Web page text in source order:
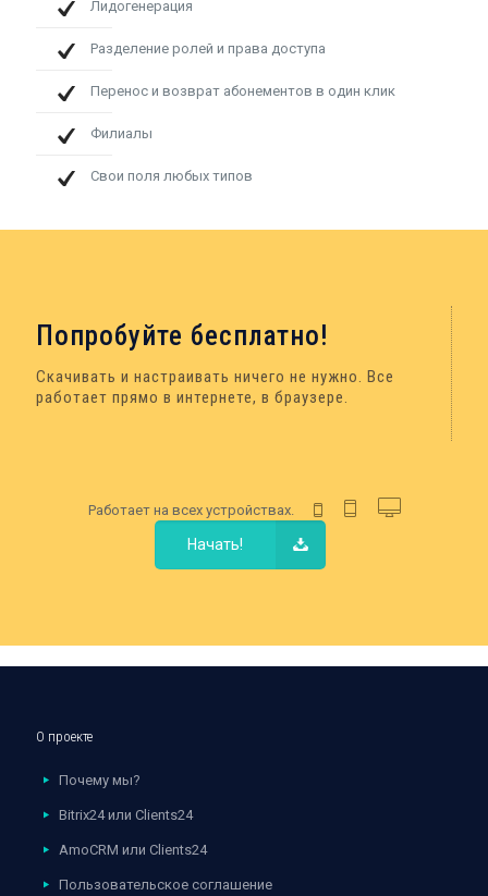
Лидогенерация
Разделение ролей и права доступа
Перенос и возврат абонементов в один клик
Филиалы
Свои поля любых типов
Попробуйте бесплатно!
Скачивать и настраивать ничего не нужно. Все
работает прямо в интернете, в браузере.
Работает на всех устройствах.
Начать!
О проекте
Почему мы?
Bitrix24 или Clients24
AmoCRM или Clients24
Пользовательское соглашение